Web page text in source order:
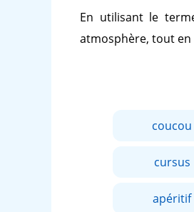
En utilisant le
atmosphère, tout
coucou
cursus
apéritif